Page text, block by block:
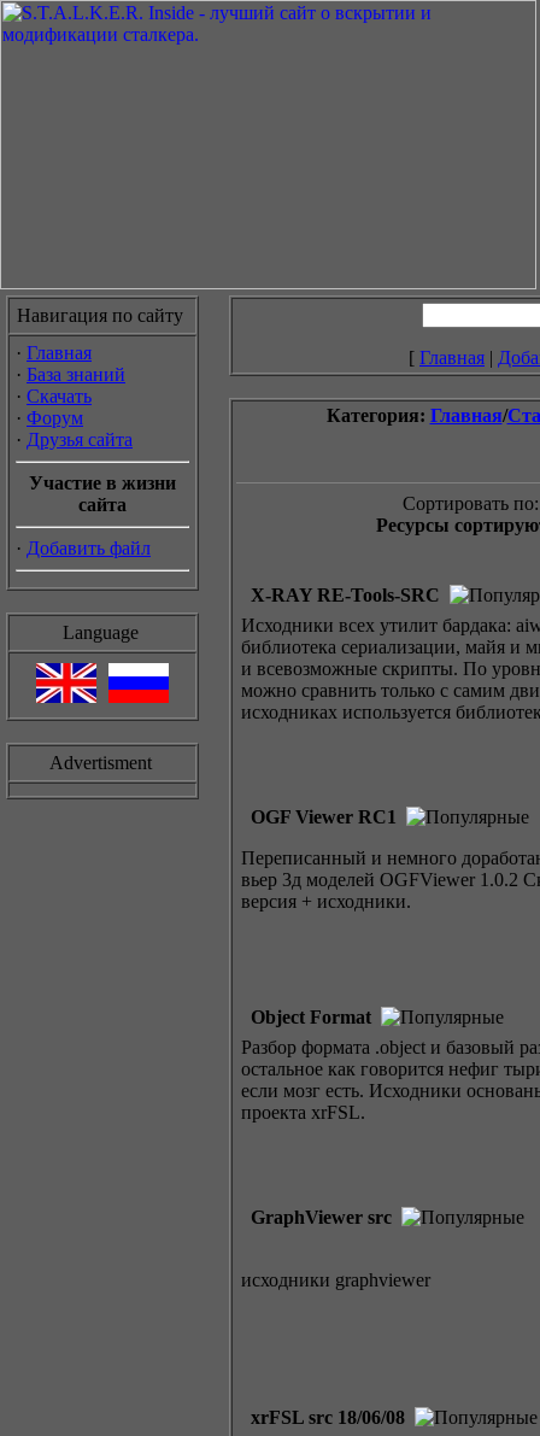
Навигация по сайту
· Главная
· База знаний
· Скачать
· Форум
· Друзья сайта
Участие в жизни
сайта
· Добавить файл
Language
Advertisment
[ Главная |
Категория: Главная/
Сортировать
Ресурсы
X-RAY RE-Tools-SRC
Исходники всех утилит бардака:
библиотека сериализации, майя и
и всевозможные скрипты. По
можно сравнить только с самим
исходниках используется
OGF Viewer RC1
Переписанный и немного
вьер 3д моделей OGFViewer 1.0.2
версия + исходники.
Object Format
Разбор формата .object и базовый
остальное как говорится нефиг
если мозг есть. Исходники
проекта xrFSL.
GraphViewer src
исходники graphviewer
xrFSL src 18/06/08